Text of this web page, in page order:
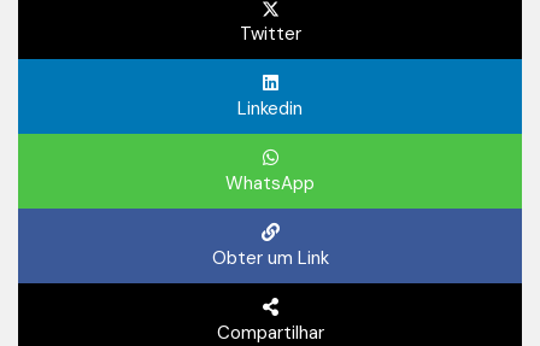
Twitter
Linkedin
WhatsApp
Obter um Link
Compartilhar